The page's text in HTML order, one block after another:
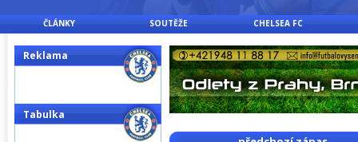
ČLÁNKY SOUTĚŽE CHELSEA FC
Reklama
Tabulka